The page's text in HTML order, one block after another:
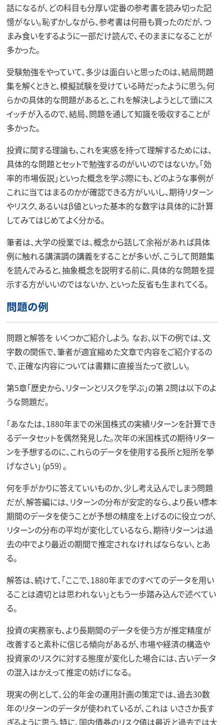
話になるが、どの科目も分厚い定番の参考書を読み切った記
憶がない。恥ずかしながら、参考書は何冊も買ったのだが、つ
まみ食いをするように一部だけ読んで、そのままになることが
多かった。
受験勉強をやっていて、多少は面白いと思ったのは、結局問題
集を解くときと、模擬試験を受けている時だったように思う。何
らかの具体的な問題があると、これを解決しようとして頭にス
イッチが入るので、結局、問題を通して知識を吸収することが
多かった。
投資に関する理論も、これを実感を持って理解するためには、
具体的な問題とセットで勉強するのがいいのではないか。「効
率的市場仮説」といった概念を学ぶ際にも、どのような事例が
これに当てはまるのかが確認できる方がいいし、期待リターン
やリスク、あるいはβ値といった基本的な数字は具体的に計算
してみてはじめてよく分かる。
筆者は、大学の授業では、概念から話して余裕があれば具体
例に触れる講演調の講義をすることが多いが、こうして問題集
を読んでみると、抽象概念を説明する前に、具体的な問題を提
示する方がいいのではないか、といった反省も生まれてくる。
問題の例
問題と解答を いくつかご紹介しよう。 なお、以下の例では、文
字数の関係で、筆者が適宜縮めた文章で内容をご紹介するの
で、正確な内容については書籍に直接当たって欲しい。
第5章「歴史から、リターンとリスクを学ぶ」の第 2問は以下のよ
うな問題だ。
「あなたは、1880年までの米国株式の実績リターンを計算でき
るデータセットを偶然発見した。次年の米国株式の期待リター
ンを予想するのに、これらのデータを使用する長所と短所を挙
げなさい」（p59）。
何を手がかりに答えていいものか、少し考え込んでしまう問題
だが、解答編には、リターンの分布が安定的なら、より長い標本
期間のデータを使うことが予想の精度を上げるのに役立つが、
リターンの分布の平均が変化しているなら、期待リターンは過
去の中でより最近の期間で推定されなければならない、とあ
る。
解答は、続けて、「ここで、1880年までのすべてのデータを用い
ることは適切とは思われない」ともう一歩踏み込んで述べてい
る。
投資の実務家も、より長期間のデータを使う方が推定精度が
改善すると素朴に信じる傾向があるが、市場や経済の構造や
投資家のリスクに対する態度が変化した場合には、古いデータ
の混入はかえって推定の妨げになる。
現実の例として、公的年金の運用計画の策定では、過去30数
年のリターンのデータが使われているが、これは いささか長す
ぎるように思う。特に、国内債券のリスク値は最近と過去では大